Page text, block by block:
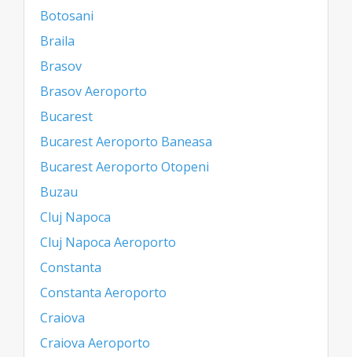
Botosani
Braila
Brasov
Brasov Aeroporto
Bucarest
Bucarest Aeroporto Baneasa
Bucarest Aeroporto Otopeni
Buzau
Cluj Napoca
Cluj Napoca Aeroporto
Constanta
Constanta Aeroporto
Craiova
Craiova Aeroporto